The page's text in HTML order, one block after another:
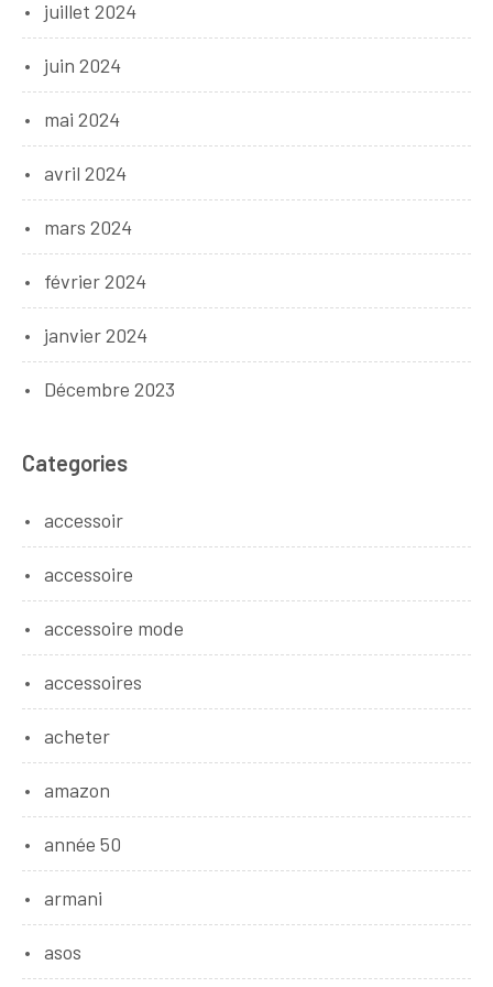
juillet 2024
juin 2024
mai 2024
avril 2024
mars 2024
février 2024
janvier 2024
Décembre 2023
Categories
accessoir
accessoire
accessoire mode
accessoires
acheter
amazon
année 50
armani
asos